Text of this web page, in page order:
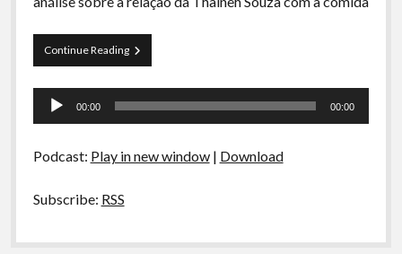
Continue ReadingLa
Siesta
Suco
Tiquira
Tocador
00:00 00:00
Podcast: Play in new window| Download
Subscribe: RSS